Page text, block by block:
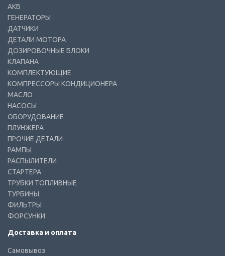
АКБ
ГЕНЕРАТОРЫ
ДАТЧИКИ
ДЕТАЛИ МОТОРА
ДОЗИРОВОЧНЫЕ БЛОКИ
КЛАПАНА
КОМПЛЕКТУЮЩИЕ
КОМПРЕССОРЫ КОНДИЦИОНЕРА
МАСЛО
НАСОСЫ
ОБОРУДОВАНИЕ
ПЛУНЖЕРА
ПРОЧИЕ ДЕТАЛИ
РАМПЫ
РАСПЫЛИТЕЛИ
СТАРТЕРА
ТРУБКИ ТОПЛИВНЫЕ
ТУРБИНЫ
ФИЛЬТРЫ
ФОРСУНКИ
Доставка и оплата
Самовывоз